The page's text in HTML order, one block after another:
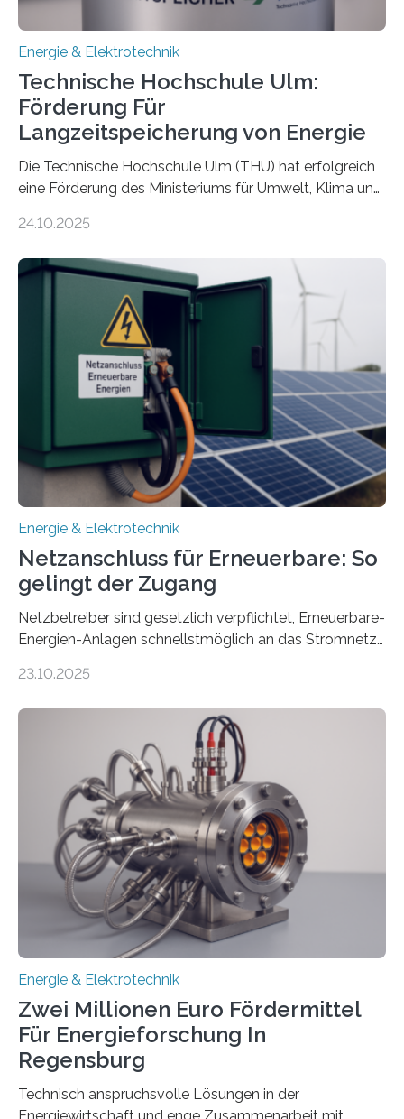
Energie & Elektrotechnik
Technische Hochschule Ulm:
Förderung Für
Langzeitspeicherung von Energie
Die Technische Hochschule Ulm (THU) hat erfolgreich
eine Förderung des Ministeriums für Umwelt, Klima und
Forschungsprojekt „LAGER – Langzeitspeicherung in
Quartieren“ eingeworben. Ziel des Projekts ist die
Entwicklung, Erprobung und Demonstration von
Konzepten zur langfristigen Energiespeicherung in
sektorübergreifend vernetzten Energiesystemen. Das
Projekt startete am 15. Oktober 2025, hat eine Laufzeit
von drei Jahren und ein Gesamtvolumen von rund 2,9
Millionen Euro, wovon 2,6 Millionen Euro durch das
Ministerium für Umwelt, Klima und…
24.10.2025
Energie & Elektrotechnik
Netzanschluss für Erneuerbare: So
gelingt der Zugang
Netzbetreiber sind gesetzlich verpflichtet, Erneuerbare-
Energien-Anlagen schnellstmöglich an das Stromnetz
ermöglichen. Doch der dafür nötige Netzausbau hinkt
einem „Anschlussstau“. Die Stiftung
Umweltenergierecht hat den Rechtsrahmen in einem
neuen Bericht für die Praxis eingeordnet – inklusive der
Rolle von flexiblen Netzanschlussvereinbarungen. Der
Netzanschluss von Erneuerbare-Energien-Anlagen
(EE-Anlagen) ist entscheidend für die Energiewende.
Denn ohne Anschluss an das Netz kann kein Strom
eingespeist werden. Nach dem Erneuerbare-Energien-
Gesetz (EEG) sind Netzbetreiber…
23.10.2025
Energie & Elektrotechnik
Zwei Millionen Euro Fördermittel
Für Energieforschung In
Regensburg
Technisch anspruchsvolle Lösungen in der
Energiewirtschaft und enge Zusammenarbeit mit